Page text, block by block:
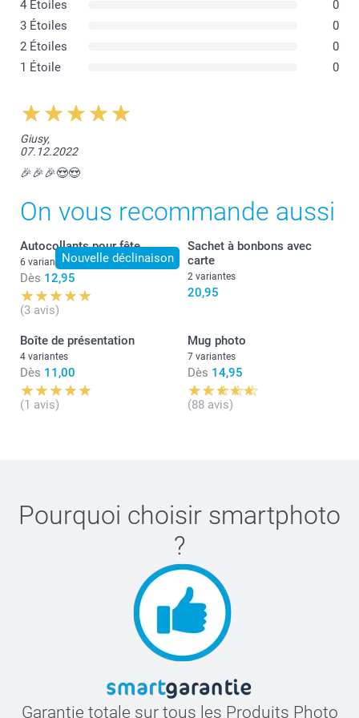
4 Étoiles
0
3 Étoiles
0
2 Étoiles
0
1 Étoile
0
Giusy,
07.12.2022
🎉🎉🎉😍😍
On vous recommande aussi
Nouvelle déclinaison
Autocollants pour fête
6 variantes
Dès 12,95
(3 avis)
Sachet à bonbons avec
carte
2 variantes
20,95
Boîte de présentation
4 variantes
Dès 11,00
(1 avis)
Mug photo
7 variantes
Dès 14,95
(88 avis)
Pourquoi choisir smartphoto
?
Garantie totale sur tous les Produits Photo